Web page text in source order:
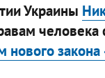
Украины
нового